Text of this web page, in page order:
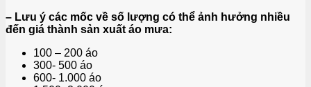
– Lưu ý các mốc về số lượng có thể ảnh hưởng nhiều
đến giá thành sản xuất áo mưa:
100 – 200 áo
300- 500 áo
600- 1.000 áo